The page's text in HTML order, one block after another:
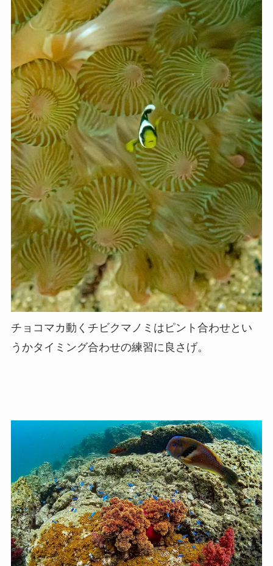
チョコマカ動くチビクマノミはピント合わせとい
うかタイミング合わせの練習に良さげ。